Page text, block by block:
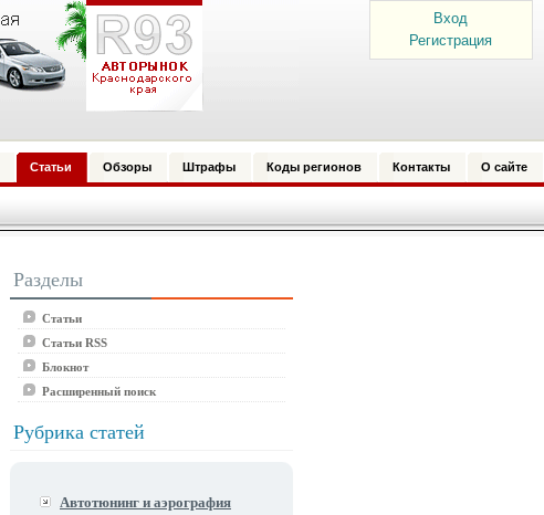
Вход
Регистрация
Статьи Обзоры Штрафы Коды регионов Контакты О сайте
Разделы
Статьи
Статьи RSS
Блокнот
Расширенный поиск
Рубрика статей
Автотюнинг и аэрография